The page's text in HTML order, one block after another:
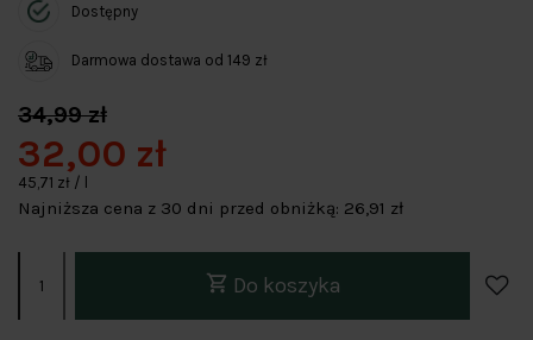
Dostępny
Darmowa dostawa od 149 zł
34,99 zł
32,00 zł
45,71 zł / l
Najniższa cena z 30 dni przed obniżką: 26,91 zł
Do koszyka